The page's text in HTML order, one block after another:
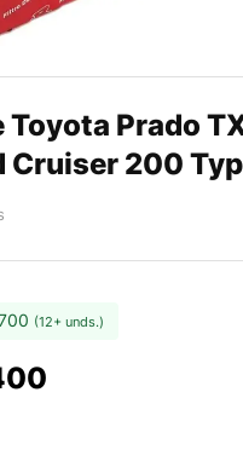
Prado
Cruiser 200
(12+ unds.)